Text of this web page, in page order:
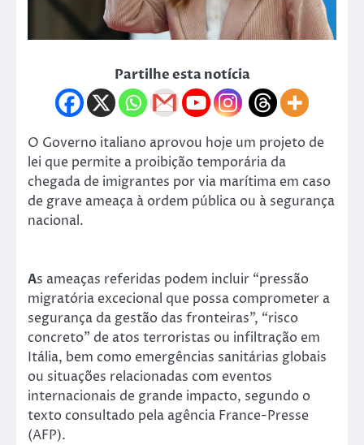
Partilhe esta notícia
O Governo italiano aprovou hoje um projeto de
lei que permite a proibição temporária da
chegada de imigrantes por via marítima em caso
de grave ameaça à ordem pública ou à segurança
nacional.
As ameaças referidas podem incluir “pressão
migratória excecional que possa comprometer a
segurança da gestão das fronteiras”, “risco
concreto” de atos terroristas ou infiltração em
Itália, bem como emergências sanitárias globais
ou situações relacionadas com eventos
internacionais de grande impacto, segundo o
texto consultado pela agência France-Presse
(AFP).